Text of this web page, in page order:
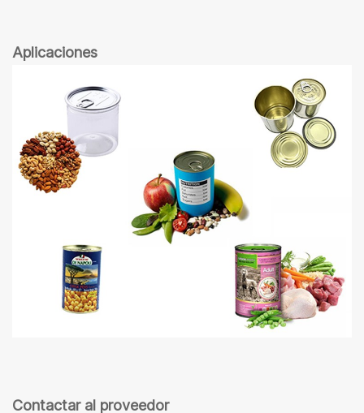
Aplicaciones
Contactar al proveedor